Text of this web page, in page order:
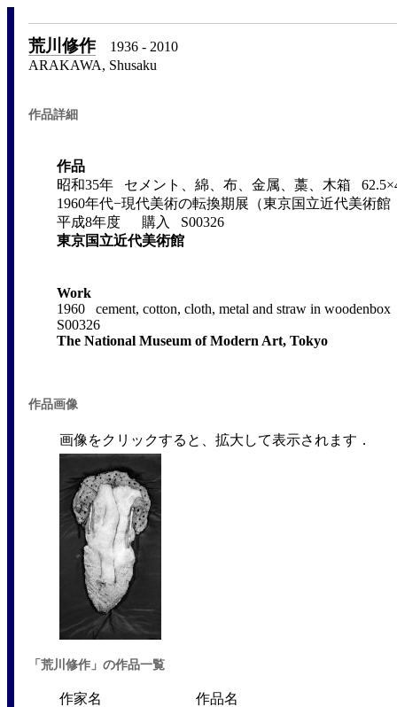
荒川修作1936 - 2010
ARAKAWA, Shusaku
作品詳細
作品
昭和35年 セメント、綿、布、金属、藁、木箱
1960年代−現代美術の転換期展（東京国立近代美術
平成8年度 購入 S00326
東京国立近代美術館
Work
1960 cement, cotton, cloth, metal and straw in
S00326
The National Museum of Modern Art, Tokyo
作品画像
画像をクリックすると、拡大して表示されます．
「荒川修作」の作品一覧
作家名 作品名